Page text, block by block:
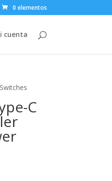
0 elementos
cuenta
C